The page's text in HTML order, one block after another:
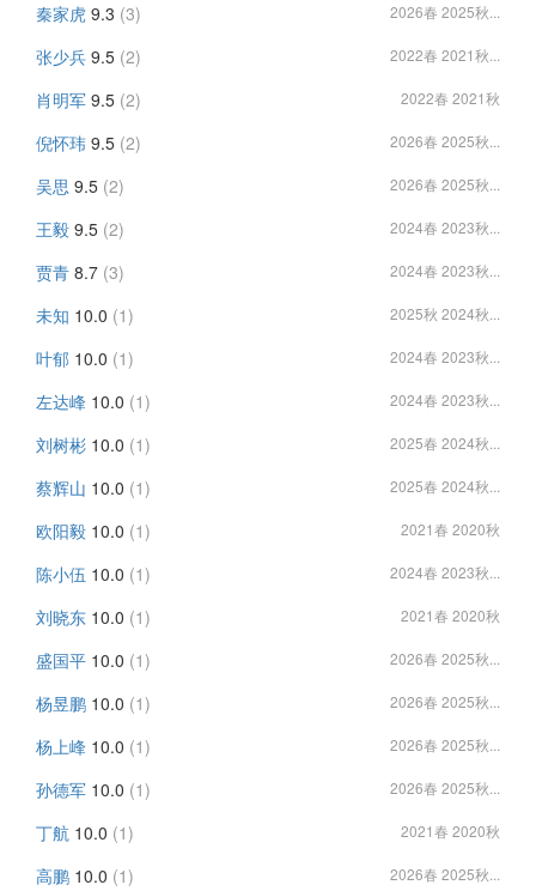
秦家虎 9.3 (3) 2026春 2025秋...
张少兵 9.5 (2) 2022春 2021秋...
肖明军 9.5 (2) 2022春 2021秋
倪怀玮 9.5 (2) 2026春 2025秋...
吴思 9.5 (2) 2026春 2025秋...
王毅 9.5 (2) 2024春 2023秋...
贾青 8.7 (3) 2024春 2023秋...
未知 10.0 (1) 2025秋 2024秋...
叶郁 10.0 (1) 2024春 2023秋...
左达峰 10.0 (1) 2024春 2023秋...
刘树彬 10.0 (1) 2025春 2024秋...
蔡辉山 10.0 (1) 2025春 2024秋...
欧阳毅 10.0 (1) 2021春 2020秋
陈小伍 10.0 (1) 2024春 2023秋...
刘晓东 10.0 (1) 2021春 2020秋
盛国平 10.0 (1) 2026春 2025秋...
杨昱鹏 10.0 (1) 2026春 2025秋...
杨上峰 10.0 (1) 2026春 2025秋...
孙德军 10.0 (1) 2026春 2025秋...
丁航 10.0 (1) 2021春 2020秋
高鹏 10.0 (1) 2026春 2025秋...